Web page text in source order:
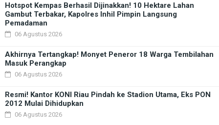
Hotspot Kempas Berhasil Dijinakkan! 10 Hektare Lahan
Gambut Terbakar, Kapolres Inhil Pimpin Langsung
Pemadaman
06 Agustus 2026
Akhirnya Tertangkap! Monyet Peneror 18 Warga Tembilahan
Masuk Perangkap
06 Agustus 2026
Resmi! Kantor KONI Riau Pindah ke Stadion Utama, Eks PON
2012 Mulai Dihidupkan
06 Agustus 2026